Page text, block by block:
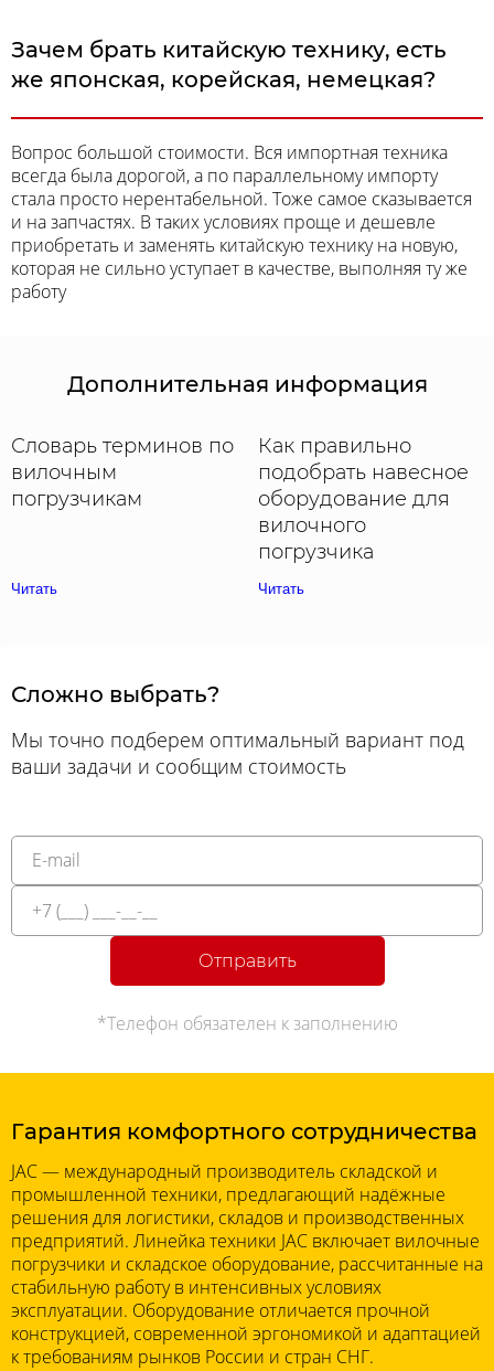
Зачем брать китайскую технику, есть
же японская, корейская, немецкая?
Вопрос большой стоимости. Вся импортная техника
всегда была дорогой, а по параллельному импорту
стала просто нерентабельной. Тоже самое сказывается
и на запчастях. В таких условиях проще и дешевле
приобретать и заменять китайскую технику на новую,
которая не сильно уступает в качестве, выполняя ту же
работу
Дополнительная информация
Словарь терминов по
вилочным
погрузчикам
Читать
Как правильно
подобрать навесное
оборудование для
вилочного
погрузчика
Читать
Сложно выбрать?
Мы точно подберем оптимальный вариант под
ваши задачи и сообщим стоимость
Отправить
*Телефон обязателен к заполнению
Гарантия комфортного сотрудничества
JAC — международный производитель складской и
промышленной техники, предлагающий надёжные
решения для логистики, складов и производственных
предприятий. Линейка техники JAC включает вилочные
погрузчики и складское оборудование, рассчитанные на
стабильную работу в интенсивных условиях
эксплуатации. Оборудование отличается прочной
конструкцией, современной эргономикой и адаптацией
к требованиям рынков России и стран СНГ.